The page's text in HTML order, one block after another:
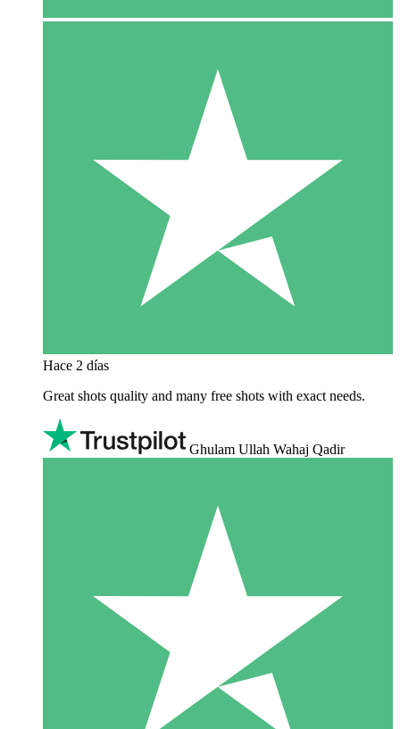
Hace 2 días
Great shots quality and many free shots with exact needs.
Ghulam Ullah Wahaj Qadir